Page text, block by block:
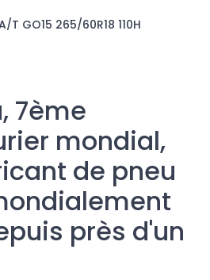
7ème
mondial,
de pneu
près d'un
GO15 265/60R18 110H